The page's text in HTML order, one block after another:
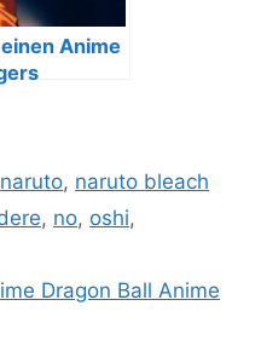
Anime
naruto, naruto bleach
, no, oshi,
Dragon Ball Anime